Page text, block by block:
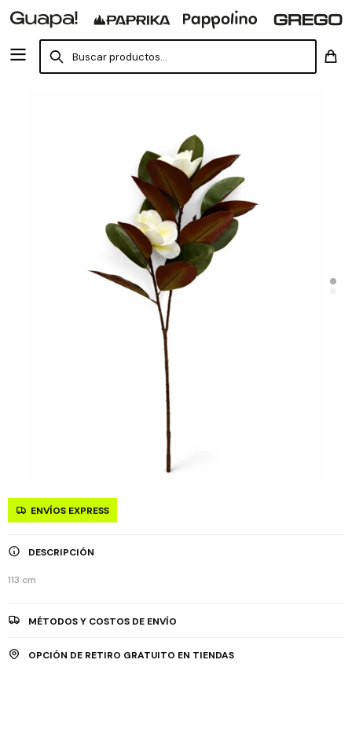
ENVÍOS EXPRESS
DESCRIPCIÓN
113 cm
MÉTODOS Y COSTOS DE ENVÍO
OPCIÓN DE RETIRO GRATUITO EN TIENDAS